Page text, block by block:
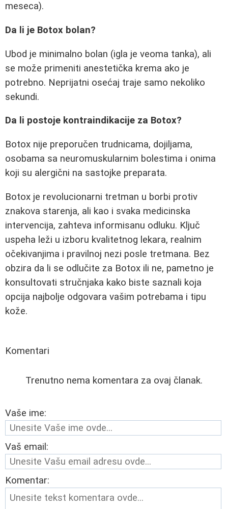
meseca).
Da li je Botox bolan?
Ubod je minimalno bolan (igla je veoma tanka), ali
se može primeniti anestetička krema ako je
potrebno. Neprijatni osećaj traje samo nekoliko
sekundi.
Da li postoje kontraindikacije za Botox?
Botox nije preporučen trudnicama, dojiljama,
osobama sa neuromuskularnim bolestima i onima
koji su alergični na sastojke preparata.
Botox je revolucionarni tretman u borbi protiv
znakova starenja, ali kao i svaka medicinska
intervencija, zahteva informisanu odluku. Ključ
uspeha leži u izboru kvalitetnog lekara, realnim
očekivanjima i pravilnoj nezi posle tretmana. Bez
obzira da li se odlučite za Botox ili ne, pametno je
konsultovati stručnjaka kako biste saznali koja
opcija najbolje odgovara vašim potrebama i tipu
kože.
Komentari
Trenutno nema komentara za ovaj članak.
Vaše ime:
Vaš email:
Komentar: